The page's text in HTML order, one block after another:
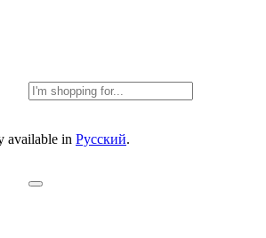
available in Русский.